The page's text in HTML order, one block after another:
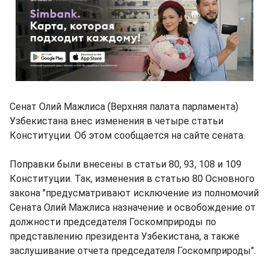
Сенат Олий Мажлиса (Верхняя палата парламента)
Узбекистана внес изменения в четыре статьи
Конституции. Об этом сообщается на сайте сената.
Поправки были внесены в статьи 80, 93, 108 и 109
Конституции. Так, изменения в статью 80 Основного
закона "предусматривают исключение из полномочий
Сената Олий Мажлиса назначение и освобождение от
должности председателя Госкомприроды по
представлению президента Узбекистана, а также
заслушивание отчета председателя Госкомприроды".